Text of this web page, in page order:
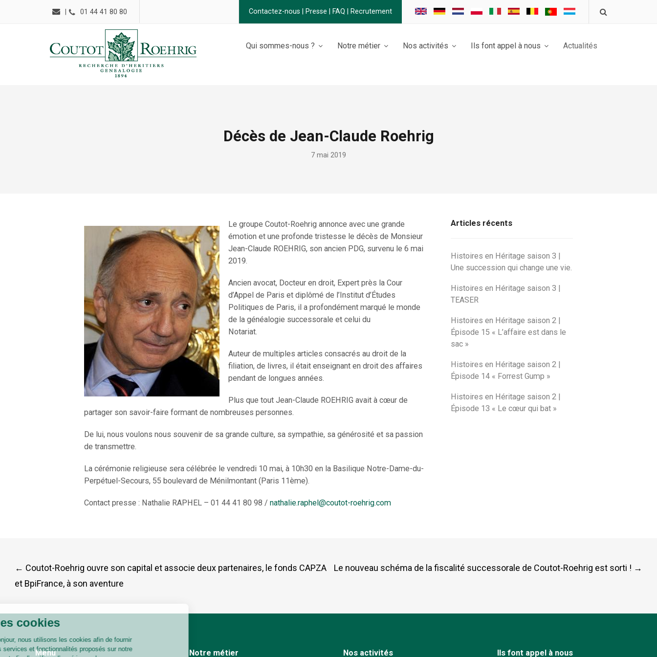
01 44 41 80 80 Contactez-nous Presse FAQ Recrutement
Qui sommes-nous ? Notre métier Nos activités Ils font appel à nous Actualités
Décès de Jean-Claude Roehrig
7 mai 2019
Le groupe Coutot-Roehrig annonce avec une grande
émotion et une profonde tristesse le décès de Monsieur
Jean-Claude ROEHRIG, son ancien PDG, survenu le 6 mai
2019.
Ancien avocat, Docteur en droit, Expert près la Cour
d’Appel de Paris et diplômé de l’Institut d’Études
Politiques de Paris, il a profondément marqué le monde
de la généalogie successorale et celui du
Notariat.
Auteur de multiples articles consacrés au droit de la
filiation, de livres, il était enseignant en droit des affaires
pendant de longues années.
Plus que tout Jean-Claude ROEHRIG avait à cœur de
partager son savoir-faire formant de nombreuses personnes.
De lui, nous voulons nous souvenir de sa grande culture, sa sympathie, sa générosité et sa passion
de transmettre.
La cérémonie religieuse sera célébrée le vendredi 10 mai, à 10h30 en la Basilique Notre-Dame-du-
Perpétuel-Secours, 55 boulevard de Ménilmontant (Paris 11ème).
Contact presse : Nathalie RAPHEL – 01 44 41 80 98 / nathalie.raphel@coutot-roehrig.com
Articles récents
Histoires en Héritage saison 3 |
Une succession qui change une vie.
Histoires en Héritage saison 3 |
TEASER
Histoires en Héritage saison 2 |
Épisode 15 « L’affaire est dans le
sac »
Histoires en Héritage saison 2 |
Épisode 14 « Forrest Gump »
Histoires en Héritage saison 2 |
Épisode 13 « Le cœur qui bat »
Post
← Coutot-Roehrig ouvre son capital et associe deux partenaires, le fonds CAPZA
et BpiFrance, à son aventure
Le nouveau schéma de la fiscalité successorale de Coutot-Roehrig est sorti ! →
Menu Notre métier Nos activités Ils font appel à nous